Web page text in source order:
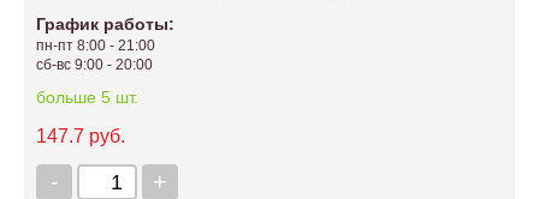
График работы:
пн-пт 8:00 - 21:00
сб-вс 9:00 - 20:00
больше 5 шт.
147.7 руб.
+
-